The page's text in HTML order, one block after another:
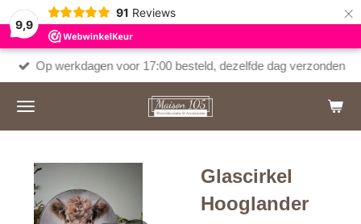
9,9
91 Reviews ×
Op werkdagen voor 17:00 besteld, dezelfde dag verzonden
Glascirkel
Hooglander